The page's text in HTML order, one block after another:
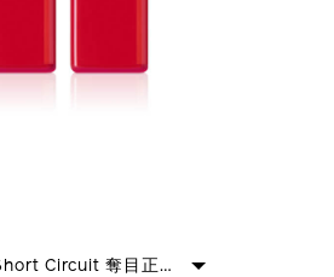
暫時缺貨 - Short Circuit 奪目正紅 415